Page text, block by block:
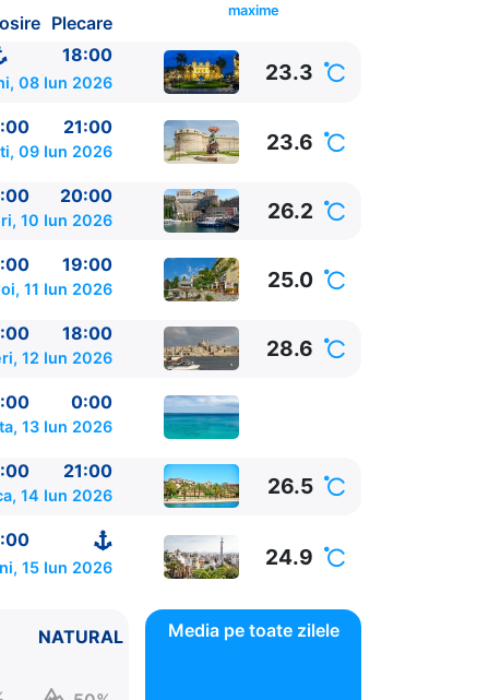
Plecare
maxime
18:00
08 Iun 2026 23.3
21:00
09 Iun 2026 23.6
20:00
10 Iun 2026 26.2
19:00
11 Iun 2026 25.0
18:00
12 Iun 2026 28.6
0:00
13 Iun 2026
21:00
14 Iun 2026 26.5
15 Iun 2026 24.9
NATURAL Media pe toate zilele